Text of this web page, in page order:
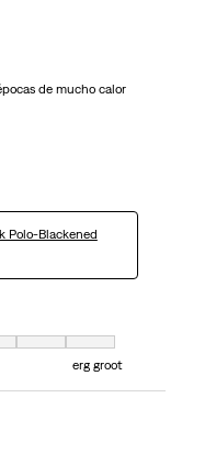
de mucho calor
Polo-Blackened
klein en 7 gelijk is aan erg groot
erg groot